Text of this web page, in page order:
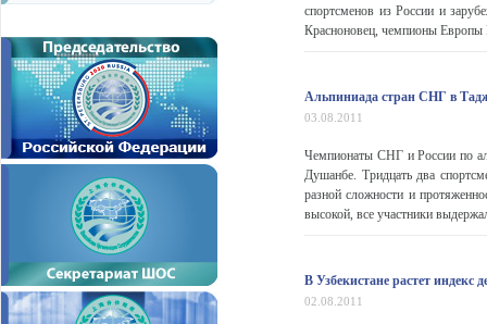
спортсменов из России и
Красноновец, чемпионы Европы
Альпиниада стран СНГ в
03.08.2011
Чемпионаты СНГ и России по
Душанбе. Тридцать два
разной сложности и
высокой, все участники
В Узбекистане растет индекс
02.08.2011